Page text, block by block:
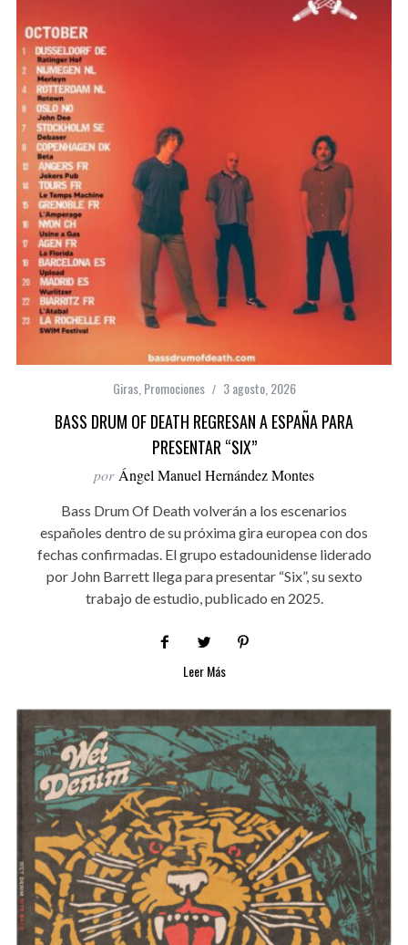
Giras, Promociones 3 agosto, 2026
BASS DRUM OF DEATH REGRESAN A ESPAÑA PARA
PRESENTAR “SIX”
por Ángel Manuel Hernández Montes
Bass Drum Of Death volverán a los escenarios
españoles dentro de su próxima gira europea con dos
fechas confirmadas. El grupo estadounidense liderado
por John Barrett llega para presentar “Six”, su sexto
trabajo de estudio, publicado en 2025.
Leer Más